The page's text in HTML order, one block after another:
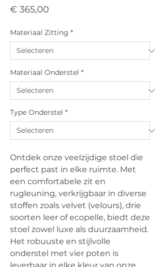
€ 365,00
Materiaal Zitting *
Materiaal Onderstel *
Type Onderstel *
Ontdek onze veelzijdige stoel die
perfect past in elke ruimte. Met
een comfortabele zit en
rugleuning, verkrijgbaar in diverse
stoffen zoals velvet (velours), drie
soorten leer of ecopelle, biedt deze
stoel zowel luxe als duurzaamheid.
Het robuuste en stijlvolle
onderstel met vier poten is